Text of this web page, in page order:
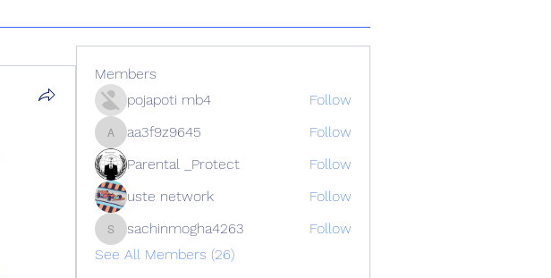
Members
pojapoti mb4
Follow
aa3f9z9645
aa3f9z9645
Follow
Parental _Protect
Follow
uste network
Follow
sachinmogha4263
sachinmogha4263
Follow
See All Members (26)